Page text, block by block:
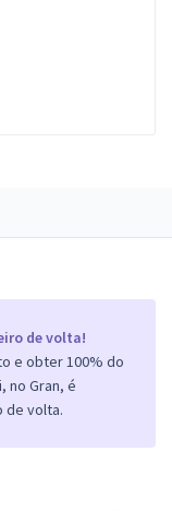
de volta!
e obter 100% do
no Gran, é
de volta.